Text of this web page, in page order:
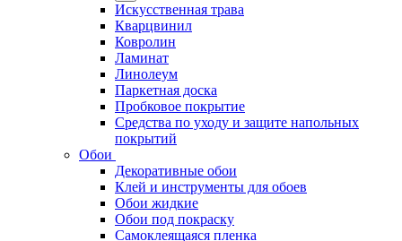
Искусственная трава
Кварцвинил
Ковролин
Ламинат
Линолеум
Паркетная доска
Пробковое покрытие
Средства по уходу и защите напольных
покрытий
Обои
Декоративные обои
Клей и инструменты для обоев
Обои жидкие
Обои под покраску
Самоклеящаяся пленка